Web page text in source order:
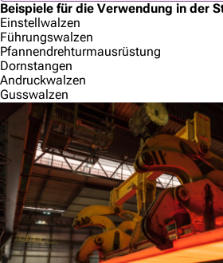
Beispiele für die Verwendung in der
Einstellwalzen
Führungswalzen
Pfannendrehturmausrüstung
Dornstangen
Andruckwalzen
Gusswalzen